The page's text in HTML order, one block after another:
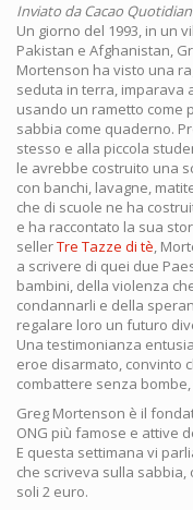
Inviato daCacao
Un giorno del 1993, in un
Pakistan e Afghanistan,
Mortenson ha visto una
seduta in terra, imparava
usando un rametto come
sabbia come quaderno.
stesso e alla piccola
le avrebbe costruito una
con banchi, lavagne,
che di scuole ne ha
e ha raccontato la sua
sellerTre Tazze di tè,
a scrivere di quei due
bambini, della violenza
condannarli e della
regalare loro un futuro
Una testimonianza
eroe disarmato, convinto
combattere senza
Greg Mortenson è il
ONG più famose e attive
E questa settimana vi
che scriveva sulla
soli 2 euro.